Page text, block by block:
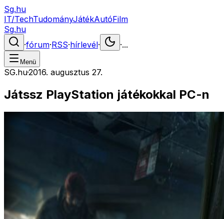
Sg.hu
IT/TechTudományJátékAutóFilm
Sg.hu
·fórum·RSS·hírlevél· ·...
Menü
SG.hu·2016. augusztus 27.
Játssz PlayStation játékokkal PC-n